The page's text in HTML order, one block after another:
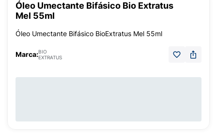
Óleo Umectante Bifásico Bio Extratus
Mel 55ml
Óleo Umectante Bifásico BioExtratus Mel 55ml
Marca:BIO
EXTRATUS